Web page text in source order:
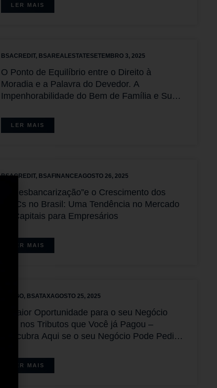
LER MAIS
BSACREDIT, BSAREALESTATESETEMBRO 3, 2025
O Ponto de Equilíbrio entre o Direito à
Moradia e a Palavra do Devedor. A
Impenhorabilidade do Bem de Família e Suas
LER MAIS
BSACREDIT, BSAFINANCEAGOSTO 26, 2025
A “Desbancarização”e o Crescimento dos
FIDCs no Brasil: Uma Tendência no Mercado
de Capitais para Empresários
LER MAIS
ARTIGO, BSATAXAGOSTO 25, 2025
A maior Oportunidade para o seu Negócio
está nos Tributos que Você já Pagou –
Descubra Aqui se o seu Negócio Pode Pedir a
LER MAIS